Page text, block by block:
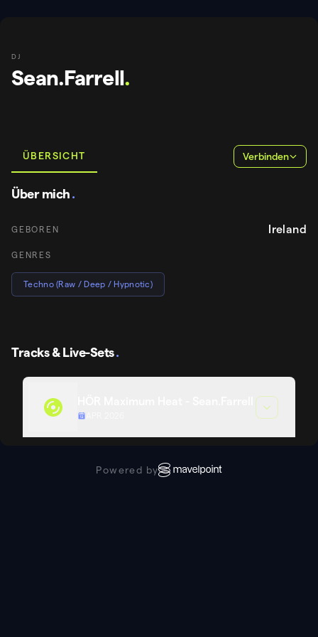
DJ
Sean.Farrell.
ÜBERSICHT Verbinden
Über mich .
GEBOREN Ireland
GENRES
Techno (Raw / Deep / Hypnotic)
Tracks & Live-Sets.
Powered by